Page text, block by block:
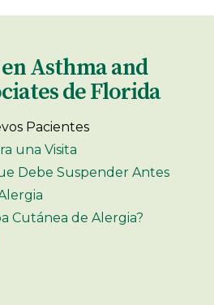
Asthma and
de Florida
Pacientes
una Visita
Debe Suspender Antes
Cutánea de Alergia?